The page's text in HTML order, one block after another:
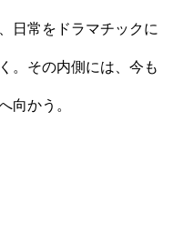
日常をドラマチックに
。その内側には、今も
向かう。